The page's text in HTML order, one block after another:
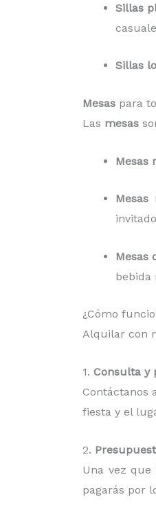
Sillas
Sillas
Mesas para
Las mesas
Mesas
Mesas
Mesas
bebida
¿Cómo
Alquilar con
1. Consulta y
Contáctanos
fiesta y el
2.
Una vez
pagarás por